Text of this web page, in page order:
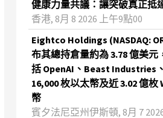
健康力量共議：讓突破真正抵
香港, 8月 8 2026 上午9點00
Eightco Holdings (NASDAQ:
布其總持倉量約為 3.78 億美元
括 OpenAI、Beast Industries
16,000 枚以太幣及近 3.02 億枚
幣
賓夕法尼亞州伊斯頓, 8月 7